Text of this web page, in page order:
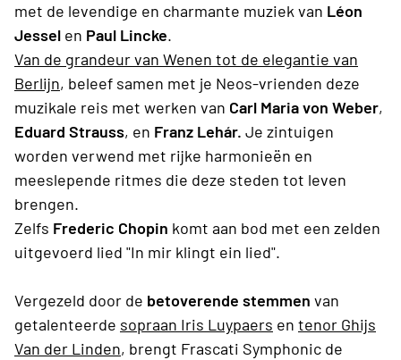
met de levendige en charmante muziek van Léon
Jessel en Paul Lincke.
Van de grandeur van Wenen tot de elegantie van
Berlijn, beleef samen met je Neos-vrienden deze
muzikale reis met werken van Carl Maria von Weber,
Eduard Strauss, en Franz Lehár. Je zintuigen
worden verwend met rijke harmonieën en
meeslepende ritmes die deze steden tot leven
brengen.
Zelfs Frederic Chopin komt aan bod met een zelden
uitgevoerd lied "In mir klingt ein lied".
Vergezeld door de betoverende stemmen van
getalenteerde sopraan Iris Luypaers en tenor Ghijs
Van der Linden, brengt Frascati Symphonic de